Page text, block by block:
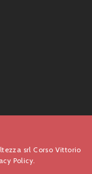
srl Corso Vittorio
Policy.